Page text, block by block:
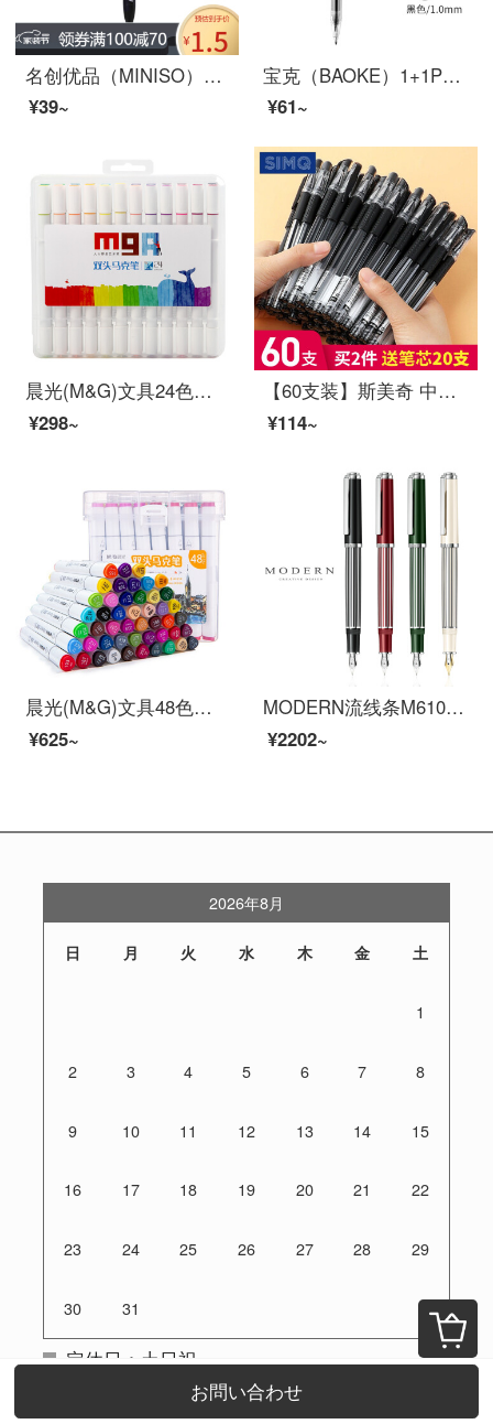
名创优品（MINISO）漫威系列按动中性笔0.5mm黑简约实用中学生日常书写流畅出墨 红色笔夹中性笔0.5mm（黑色）
¥39~
宝克（BAOKE）1+1PC1048 超大容量中性笔 签字笔 1.0mm 1支中性笔加1支笔芯
¥61~
晨光(M&G)文具24色细杆马克笔 学生重点标记记号笔 MGARTS系列儿童涂鸦绘画笔 24支/盒ZPMV0702
¥298~
【60支装】斯美奇 中性笔批发办公文具用品碳素水笔芯水笔学生签字笔 0.5mm 黑色60只一盒装
¥114~
晨光(M&G)文具48色快干双头马克笔 纤维头学生重点标记记号笔 涂鸦笔绘画笔 48支/盒APMV0903
¥625~
MODERN流线条M6100钢笔学生专用练字书法签字笔文艺复古男女生礼物送礼高档钢笔礼盒套装定制刻字 夜煞黑笔+笔盒+墨水 0.7mm
¥2202~
お問い合わせ
2026年8月
日 月 火 水 木 金 土
1
2 3 4 5 6 7 8
9 10 11 12 13 14 15
16 17 18 19 20 21 22
23 24 25 26 27 28 29
30 31
定休日：土日祝
ご注文は24時間受付けております